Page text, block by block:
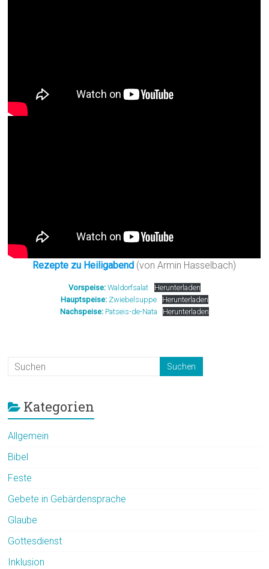
Rezepte zu Heiligabend (von Armin Hasselbach)
Vorspeise: Waldorfsalat
Herunterladen
Hauptspeise:Zwiebelsuppe
Herunterladen
Nachspeise:Patseis-de-Nata Herunterladen
Kategorien
Allgemein
Bibel
Feste
Gebete in Gebärdensprache
Glaube
Gottesdienst
Inklusion